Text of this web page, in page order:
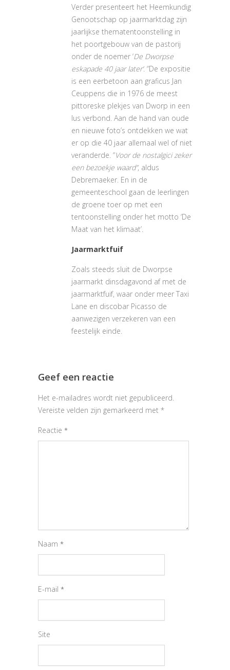
Verder presenteert het Heemkundig
Genootschap op jaarmarktdag zijn
jaarlijkse thematentoonstelling in
het poortgebouw van de pastorij
onder de noemer ‘De Dworpse
eskapade 40 jaar later’. “De expositie
is een eerbetoon aan graficus Jan
Ceuppens die in 1976 de meest
pittoreske plekjes van Dworp in een
lus verbond. Aan de hand van oude
en nieuwe foto’s ontdekken we wat
er op die 40 jaar allemaal wel of niet
veranderde. “Voor de nostalgici zeker
een bezoekje waard”, aldus
Debremaeker. En in de
gemeenteschool gaan de leerlingen
de groene toer op met een
tentoonstelling onder het motto ‘De
Maat van het klimaat’.
Jaarmarktfuif
Zoals steeds sluit de Dworpse
jaarmarkt dinsdagavond af met de
jaarmarktfuif, waar onder meer Taxi
Lane en discobar Picasso de
aanwezigen verzekeren van een
feestelijk einde.
Geef een reactie
Het e-mailadres wordt niet gepubliceerd.
Vereiste velden zijn gemarkeerd met *
Reactie *
Naam *
E-mail *
Site